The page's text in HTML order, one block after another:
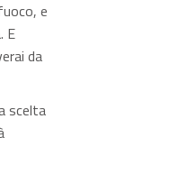
e
E
da
scelta